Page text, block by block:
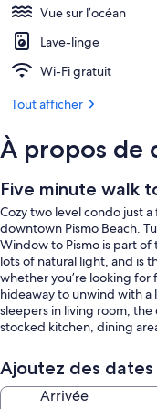
Vue sur l’océan
Lave-linge
Wi-Fi gratuit
Tout afficher
À propos de
Five minute walk
Cozy two level condo just
downtown Pismo Beach.
Window to Pismo is part
lots of natural light, and is
whether you’re looking for
hideaway to unwind with
sleepers in living room,
stocked kitchen, dining
linens provided. Washer
are fitted with reverse
the use of all occupants in
Ajoutez des
Arrivée